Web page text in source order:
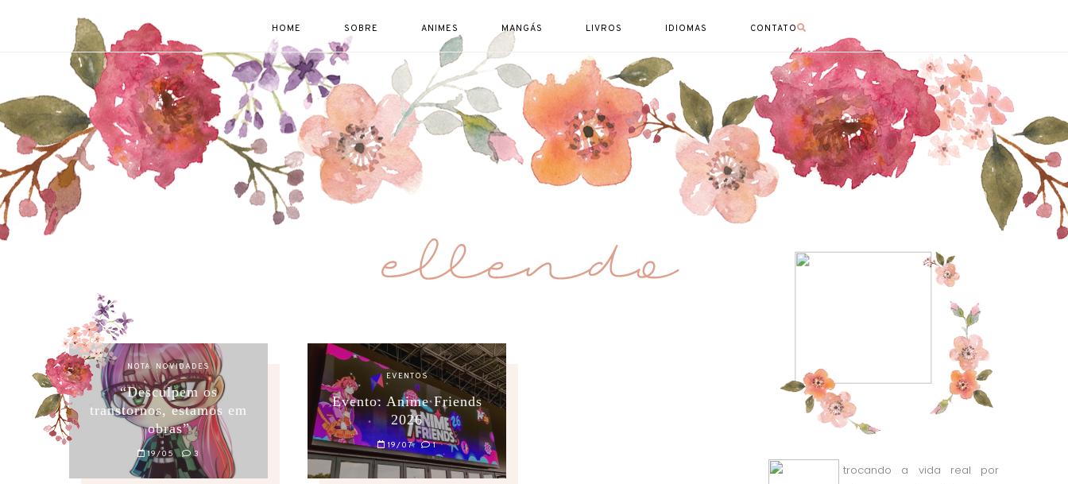
HOME SOBRE ANIMES MANGÁS LIVROS IDIOMAS CONTATO
NOTA, NOVIDADES
“Desculpem os
transtornos, estamos em
obras”
19/05 3
EVENTOS
Evento: Anime Friends
2026
19/07 1
trocando a vida real por